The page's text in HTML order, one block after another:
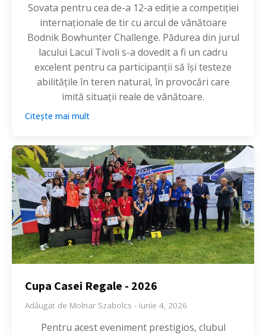
Sovata pentru cea de-a 12-a ediție a competiției
internaționale de tir cu arcul de vânătoare
Bodnik Bowhunter Challenge. Pădurea din jurul
lacului Lacul Tivoli s-a dovedit a fi un cadru
excelent pentru ca participanții să își testeze
abilitățile în teren natural, în provocări care
imită situații reale de vânătoare.
Citește mai mult
Cupa Casei Regale - 2026
Adăugat de Molnar Szabolcs - iunie 4, 2026
Pentru acest eveniment prestigios, clubul